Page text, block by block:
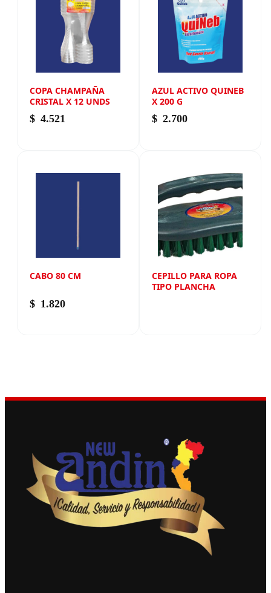
COPA CHAMPAÑA
CRISTAL X 12 UNDS
$ 4.521
AZUL ACTIVO QUINEB
X 200 G
$ 2.700
CABO 80 CM
$ 1.820
CEPILLO PARA ROPA
TIPO PLANCHA